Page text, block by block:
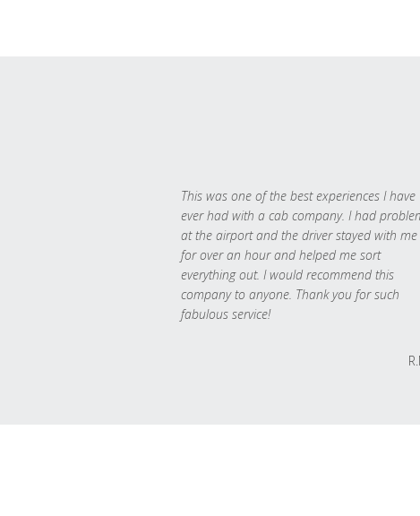
This was one of the best experiences I have
ever had with a cab company. I had
at the airport and the driver stayed with me
for over an hour and helped me sort
everything out. I would recommend this
company to anyone. Thank you for such
fabulous service!